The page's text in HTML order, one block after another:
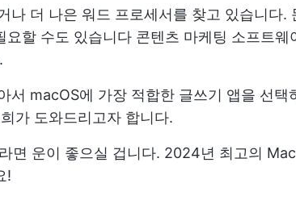
나 더 나은 워드 프로세서를 찾고 있습니다.
요할 수도 있습니다 콘텐츠 마케팅 소프트웨
서 macOS에 가장 적합한 글쓰기 앱을 선택
가 도와드리고자 합니다.
면 운이 좋으실 겁니다. 2024년 최고의
!